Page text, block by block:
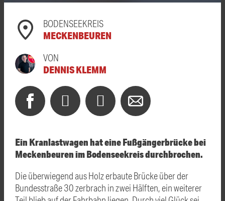
BODENSEEKREIS
MECKENBEUREN
VON
DENNIS KLEMM
Ein Kranlastwagen hat eine Fußgängerbrücke bei
Meckenbeuren im Bodenseekreis durchbrochen.
Die überwiegend aus Holz erbaute Brücke über der
Bundesstraße 30 zerbrach in zwei Hälften, ein weiterer